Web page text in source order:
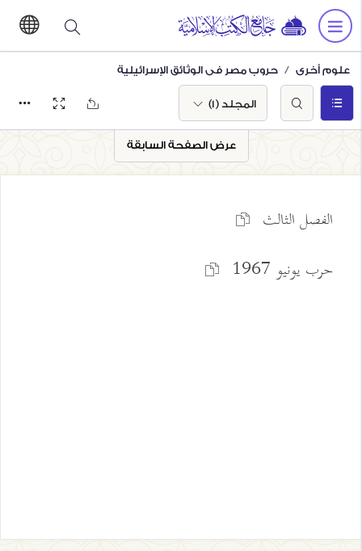
علوم أخرى حروب مصر في الوثائق الإسرائيلية
المجلد (1)
عرض الصفحة السابقة
الفصل الثالث
حرب يونيو 1967